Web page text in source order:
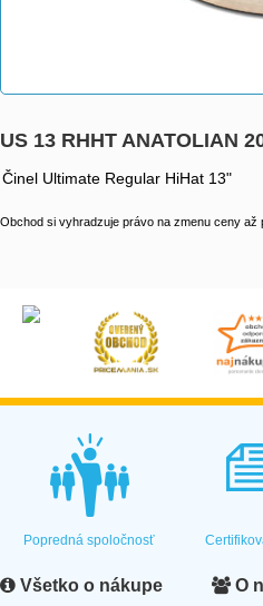
US 13 RHHT ANATOLIAN
Činel Ultimate Regular HiHat 13"
Obchod si vyhradzuje právo na zmenu ceny
Popredná spoločnosť
Všetko o nákupe O